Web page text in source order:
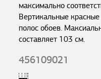
максимально
Вертикальные
полос обоев.
составляет 103 см.
456109021